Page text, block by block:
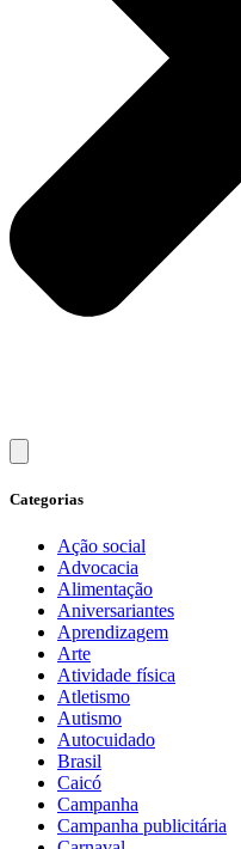
Categorias
Ação social
Advocacia
Alimentação
Aniversariantes
Aprendizagem
Arte
Atividade física
Atletismo
Autismo
Autocuidado
Brasil
Caicó
Campanha
Campanha publicitária